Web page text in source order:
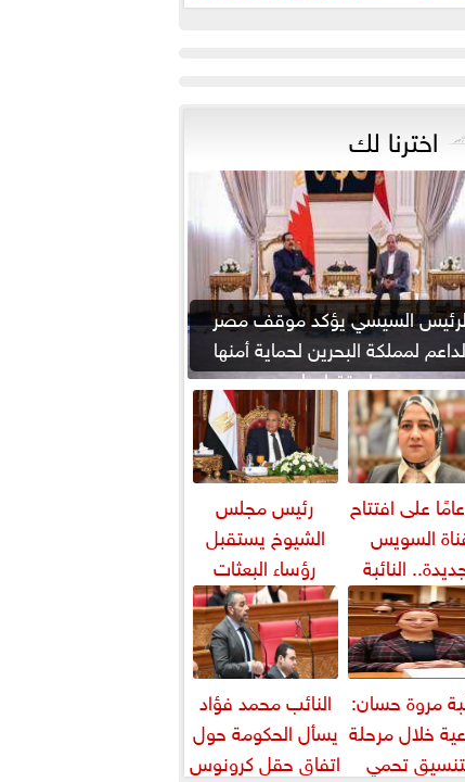
اخترنا لك
السيسي يؤكد موقف مصر
لمملكة البحرين لحماية أمنها
واستقرارها
11 عامًا على افتتاح
السويس
النائبة
قنصوة: رؤية
الدولة...
رئيس مجلس
الشيوخ يستقبل
رؤساء البعثات
الدبلوماسية
المصرية بالخارج
مروة حسان:
خلال مرحلة
تحمي
النائب محمد فؤاد
يسأل الحكومة حول
اتفاق حقل كرونوس